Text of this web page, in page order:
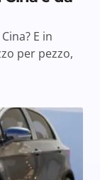
E in
per pezzo,